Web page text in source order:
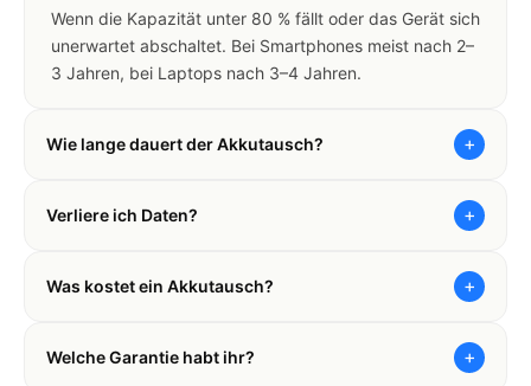
Wenn die Kapazität unter 80 % fällt oder das Gerät sich
unerwartet abschaltet. Bei Smartphones meist nach 2–
3 Jahren, bei Laptops nach 3–4 Jahren.
Wie lange dauert der Akkutausch? +
Verliere ich Daten? +
Was kostet ein Akkutausch? +
Welche Garantie habt ihr? +